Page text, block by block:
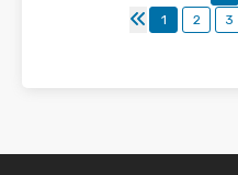
1
2 3